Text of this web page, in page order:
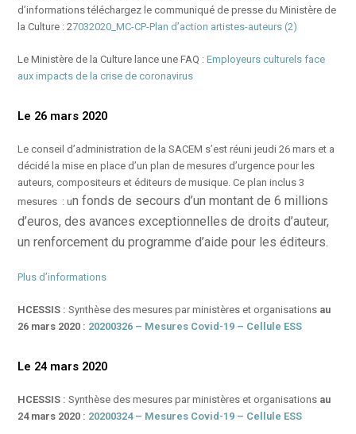
d’informations téléchargez le communiqué de presse du Ministère de
la Culture : 27032020_MC-CP-Plan d’action artistes-auteurs (2)
Le Ministère de la Culture lance une FAQ :Employeurs culturels face
aux impacts de la crise de coronavirus
Le 26 mars 2020
Le conseil d’administration de la SACEM s’est réuni jeudi 26 mars et a
décidé la mise en place d’un plan de mesures d’urgence pour les
auteurs, compositeurs et éditeurs de musique. Ce plan inclus 3
mesures : un fonds de secours d’un montant de 6 millions
d’euros, des avances exceptionnelles de droits d’auteur,
un renforcement du programme d’aide pour les éditeurs.
Plus d’informations
HCESSIS : Synthèse des mesures par ministères et organisations au
26 mars 2020 : 20200326 – Mesures Covid-19 – Cellule ESS
Le 24 mars 2020
HCESSIS : Synthèse des mesures par ministères et organisations au
24 mars 2020 : 20200324 – Mesures Covid-19 – Cellule ESS